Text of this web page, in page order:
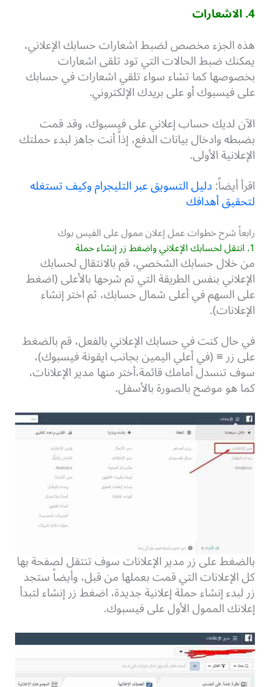
4. الاشعارات
هذه الجزء مخصص لضبط اشعارات حسابك الإعلاني،
يمكنك ضبط الحالات التي تود تلقى اشعارات
بخصوصها كما تشاء سواء تلقي اشعارات في حسابك
على فيسبوك أو على بريدك الإلكتروني.
الآن لديك حساب إعلاني على فيسبوك، وقد قمت
بضبطه وادخال بيانات الدفع، إذاً أنت جاهز لبدء حملتك
الإعلانية الأولى.
اقرأ أيضاً:دليل التسويق عبر التليجرام وكيف تستغله
لتحقيق أهدافك
رابعاً شرح خطوات عمل إعلان ممول على الفيس بوك
1. انتقل لحسابك الإعلاني واضغط زر إنشاء حملة
من خلال حسابك الشخصي، قم بالانتقال لحسابك
الإعلاني بنفس الطريقة التي تم شرحها بالأعلى (اضغط
على السهم في أعلى شمال حسابك، ثم اختر إنشاء
الإعلانات).
في حال كنت في حسابك الإعلاني بالفعل، قم بالضغط
على زر ≡ (في أعلي اليمين بجانب ايقونة فيسبوك)،
سوف تنسدل أمامك قائمة،أختر منها مدير الإعلانات،
كما هو موضح بالصورة بالأسفل.
بالضغط على زر مدير الإعلانات سوف تنتقل لصفحة بها
كل الإعلانات التي قمت بعملها من قبل، وأيضاً ستجد
زر لبدء إنشاء حملة إعلانية جديدة، اضغط زر إنشاء لتبدأ
إعلانك الممول الأول على فيسبوك.